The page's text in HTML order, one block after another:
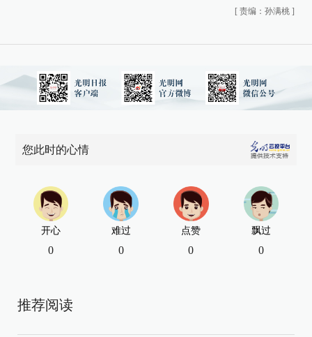
[ 责编：孙满桃 ]
您此时的心情
开心
0
难过
0
点赞
0
飘过
0
推荐阅读